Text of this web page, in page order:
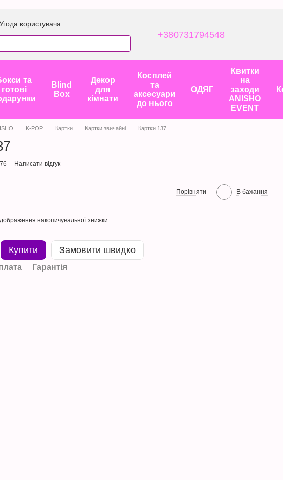
користувача
+380731794548
та
готові
Blind
Box
Декор
для
кімнати
Косплей
та
аксесуари
до нього
ОДЯГ
Квитки
на
заходи
ANISHO
EVENT
K-POP Картки Картки звичайні Картки 137
Написати відгук
Порівняти В бажання
накопичувальної знижки
Купити Замовити швидко
Гарантія